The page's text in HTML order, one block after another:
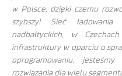
w Polsce, dzięki czemu
szybszy! Sieć
nadbałtyckich, w
infrastruktury w oparciu o
oprogramowaniu,
rozwiązania dla wielu